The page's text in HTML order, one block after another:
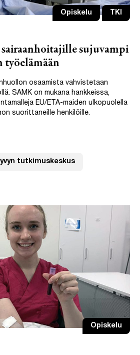
Opiskelu TKI
sujuvampi
työelämään
osaamista vahvistetaan
SAMK on mukana hankkeissa,
EU/ETA-maiden ulkopuolella
suorittaneille henkilöille.
tutkimuskeskus
Opiskelu